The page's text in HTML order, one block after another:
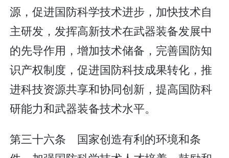
源，促进国防科学技术进步，加快技术自
主研发，发挥高新技术在武器装备发展中
的先导作用，增加技术储备，完善国防知
识产权制度，促进国防科技成果转化，推
进科技资源共享和协同创新，提高国防科
研能力和武器装备技术水平。
第三十六条 国家创造有利的环境和条